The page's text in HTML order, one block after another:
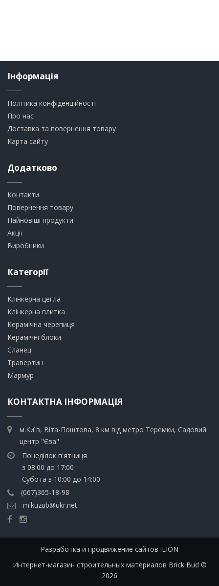
Інформація
Політика конфіденційності
Про нас
Доставка та повернення товару
Карта сайту
Додатково
Контакти
Повернення товару
Найновіші продукти
Акції
Виробники
Категорії
Клінкерна цегла
​Клінкерна плитка
​Керамічна черепиця
​Керамічні блоки
​Сланец
Травертин​
​Мармур
КОНТАКТНА ІНФОРМАЦІЯ
м.Київ, Віта-Поштова, 8 км від метро Теремки, Садовий
центр "Єва"
Понеділок п'ятниця
з 08:00 до 17:00
Субота з 10:00 до 14:00
(067)365-18-98
m.kuzub@ukr.net
Разработка и продвижение сайтов iLION
Интернет-магазин строительных материалов Brick Bud ©
2026